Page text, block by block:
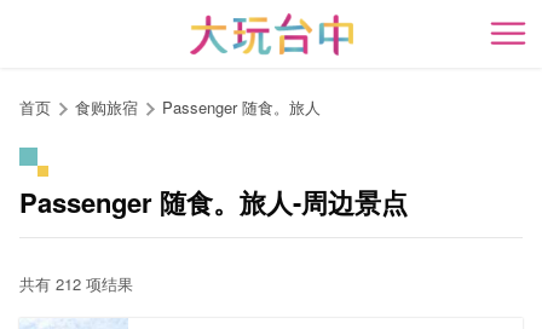
开
首页 食购旅宿 Passenger 随食。旅人
Passenger 随食。旅人-周边景点
共有 212 项结果